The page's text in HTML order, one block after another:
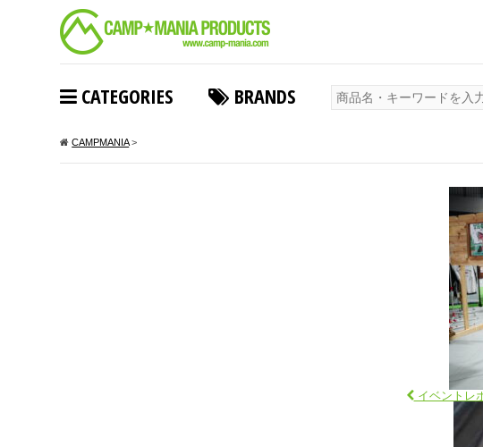
CATEGORIES BRANDS
CAMPMANIA>
イベントレ